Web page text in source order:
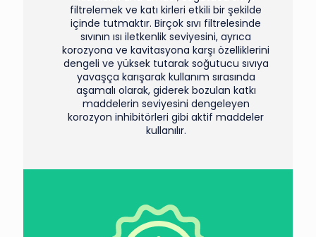
filtrelemek ve katı kirleri etkili bir şekilde
içinde tutmaktır. Birçok sıvı filtrelesinde
sıvının ısı iletkenlik seviyesini, ayrıca
korozyona ve kavitasyona karşı özelliklerini
dengeli ve yüksek tutarak soğutucu sıvıya
yavaşça karışarak kullanım sırasında
aşamalı olarak, giderek bozulan katkı
maddelerin seviyesini dengeleyen
korozyon inhibitörleri gibi aktif maddeler
kullanılır.